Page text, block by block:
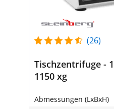
(26)
Tischzentrifuge -
1150 xg
Abmessungen (LxBxH)